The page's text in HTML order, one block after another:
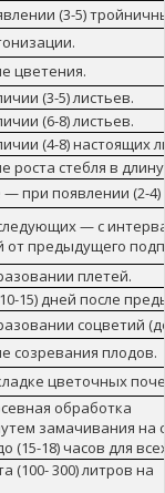
(3-5)
.
цветения.
(3-5)листьев.
(6-8)листьев.
(4-8)настоящих
роста стебля в
—при появлении (2-4)
— с
отпредыдущего
плетей.
10-15) дней после
соцветий
созревания плодов.
цветочных
обработка
замачивания на
(15-18)часов для
(100- 300) литров на